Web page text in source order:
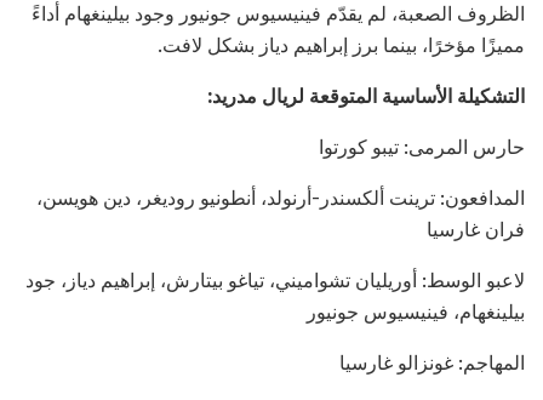
الظروف الصعبة، لم يقدّم فينيسيوس جونيور وجود بيلينغهام أداءً
مميزًا مؤخرًا، بينما برز إبراهيم دياز بشكل لافت.
التشكيلة الأساسية المتوقعة لريال مدريد:
حارس المرمى: تيبو كورتوا
المدافعون: ترينت ألكسندر-أرنولد، أنطونيو روديغر، دين هويسن،
فران غارسيا
لاعبو الوسط: أوريليان تشواميني، تياغو بيتارش، إبراهيم دياز، جود
بيلينغهام، فينيسيوس جونيور
المهاجم: غونزالو غارسيا